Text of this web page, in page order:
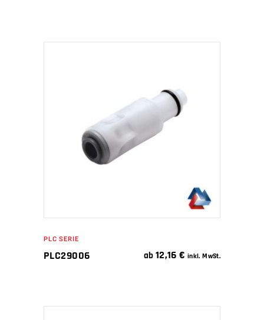
IN DEN WARENKORB
PLC SERIE
PLC29006 ab 12,16€ inkl. MwSt.